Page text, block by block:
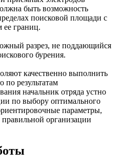
быть возможность
поисковой площади с
ее границ.
разрез, не поддающийся
бурения.
качественно выполнить
по результатам
начальник отряда устно
по выбору оптимального
параметры,
организации